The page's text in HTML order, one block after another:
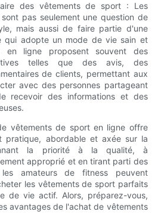
des vêtements de sport : Les
pas seulement une question de
mais aussi de faire partie d'une
qui adopte un mode de vie sain et
en ligne proposent souvent des
telles que des avis, des
de clients, permettant aux
avec des personnes partageant
recevoir des informations et des
vêtements de sport en ligne offre
pratique, abordable et axée sur la
la priorité à la qualité, à
approprié et en tirant parti des
amateurs de fitness peuvent
les vêtements de sport parfaits
de vie actif. Alors, préparez-vous,
avantages de l'achat de vêtements